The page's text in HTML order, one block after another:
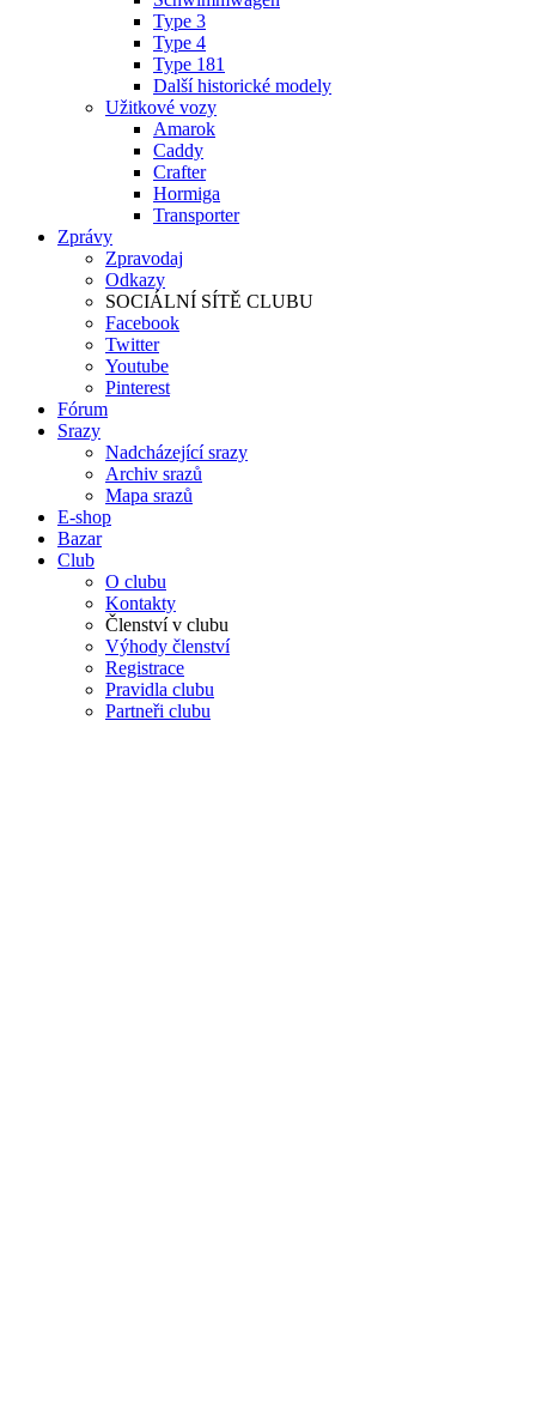
Type 3
Type 4
Type 181
Další historické modely
Užitkové vozy
Amarok
Caddy
Crafter
Hormiga
Transporter
Zprávy
Zpravodaj
Odkazy
SOCIÁLNÍ SÍTĚ CLUBU
Facebook
Twitter
Youtube
Pinterest
Fórum
Srazy
Nadcházející srazy
Archiv srazů
Mapa srazů
E-shop
Bazar
Club
O clubu
Kontakty
Členství v clubu
Výhody členství
Registrace
Pravidla clubu
Partneři clubu